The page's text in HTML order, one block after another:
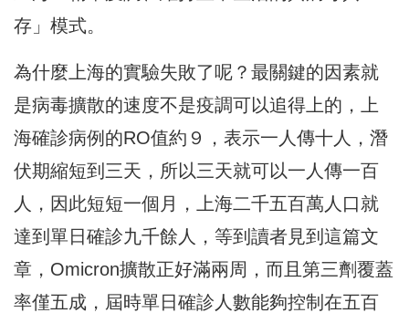
存」模式。
為什麼上海的實驗失敗了呢？最關鍵的因素就
是病毒擴散的速度不是疫調可以追得上的，上
海確診病例的RO值約９，表示一人傳十人，潛
伏期縮短到三天，所以三天就可以一人傳一百
人，因此短短一個月，上海二千五百萬人口就
達到單日確診九千餘人，等到讀者見到這篇文
章，Omicron擴散正好滿兩周，而且第三劑覆蓋
率僅五成，屆時單日確診人數能夠控制在五百